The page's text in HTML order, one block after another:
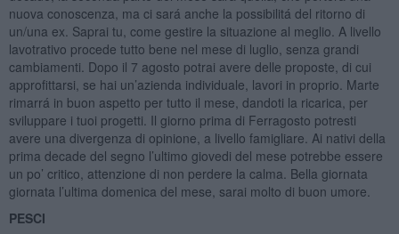
nuova conoscenza, ma ci sará anche la possibilitá del ritorno di
un/una ex. Saprai tu, come gestire la situazione al meglio. A livello
lavotrativo procede tutto bene nel mese di luglio, senza grandi
cambiamenti. Dopo il 7 agosto potrai avere delle proposte, di cui
approfittarsi, se hai un’azienda individuale, lavori in proprio. Marte
rimarrá in buon aspetto per tutto il mese, dandoti la ricarica, per
sviluppare i tuoi progetti. Il giorno prima di Ferragosto potresti
avere una divergenza di opinione, a livello famigliare. Ai nativi della
prima decade del segno l’ultimo giovedi del mese potrebbe essere
un po’ critico, attenzione di non perdere la calma. Bella giornata
giornata l’ultima domenica del mese, sarai molto di buon umore.
PESCI